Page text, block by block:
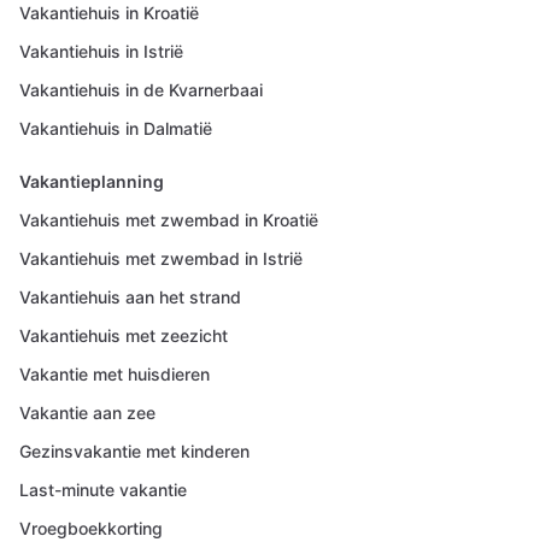
Vakantiehuis in Kroatië
Vakantiehuis in Istrië
Vakantiehuis in de Kvarnerbaai
Vakantiehuis in Dalmatië
Vakantieplanning
Vakantiehuis met zwembad in Kroatië
Vakantiehuis met zwembad in Istrië
Vakantiehuis aan het strand
Vakantiehuis met zeezicht
Vakantie met huisdieren
Vakantie aan zee
Gezinsvakantie met kinderen
Last-minute vakantie
Vroegboekkorting